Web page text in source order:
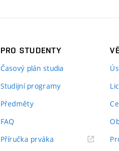
PRO STUDENTY
Časový plán studia
Studijní programy
Předměty
FAQ
Příručka prváka(externí